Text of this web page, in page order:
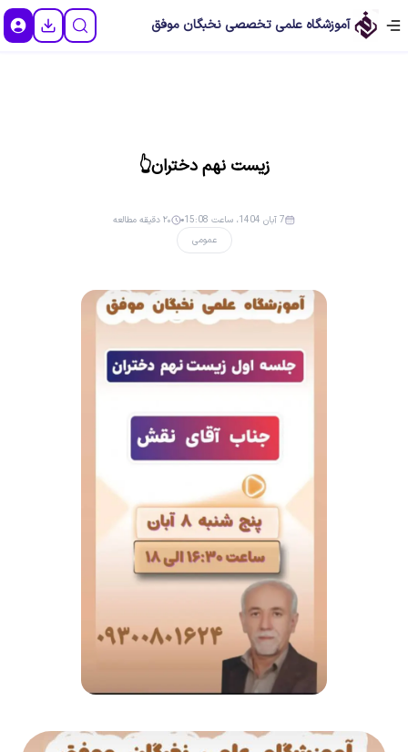
آموزشگاه علمی تخصصی نخبگان موفق
زیست نهم دختران👆
عمومی
7 آبان 1404، ساعت 15:08 ۲۰ دقیقه مطالعه